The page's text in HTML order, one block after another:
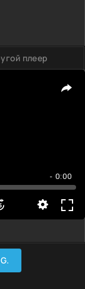
плеер
- 0:00